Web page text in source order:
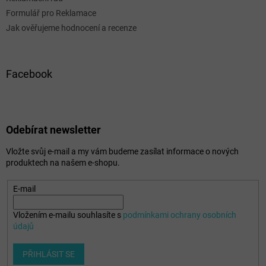
Formulář pro Reklamace
Jak ověřujeme hodnocení a recenze
Facebook
Odebírat newsletter
Vložte svůj e-mail a my vám budeme zasílat informace o nových
produktech na našem e-shopu.
E-mail
Vložením e-mailu souhlasíte s podmínkami ochrany osobních
údajů
PŘIHLÁSIT SE